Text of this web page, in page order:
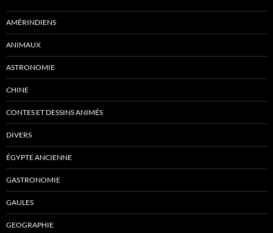
AMÉRINDIENS
ANIMAUX
ASTRONOMIE
CHINE
CONTES ET DESSINS ANIMÉS
DIVERS
ÉGYPTE ANCIENNE
GASTRONOMIE
GAULES
GEOGRAPHIE